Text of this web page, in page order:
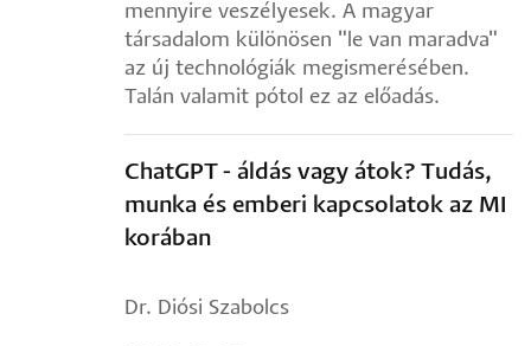
mennyire veszélyesek. A magyar
társadalom különösen "le van maradva"
az új technológiák megismerésében.
Talán valamit pótol ez az előadás.
ChatGPT - áldás vagy átok? Tudás,
munka és emberi kapcsolatok az MI
korában
Dr. Diósi Szabolcs